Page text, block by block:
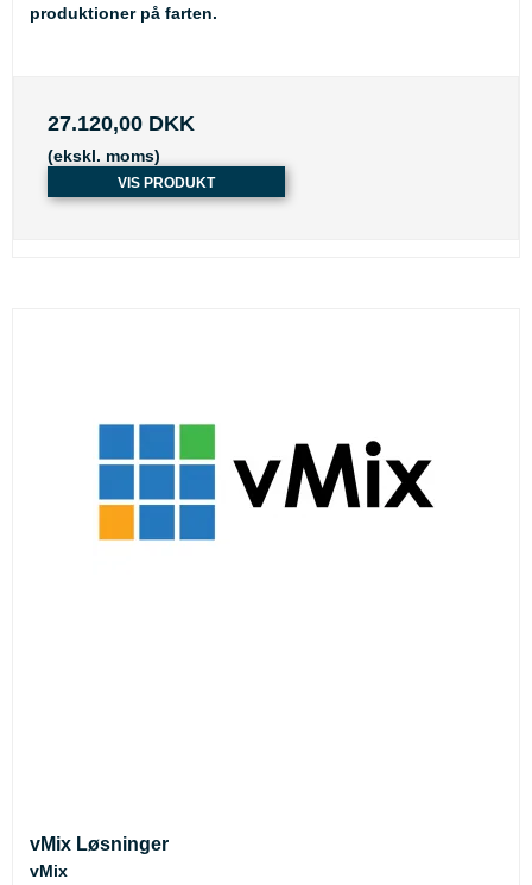
produktioner på farten.
27.120,00 DKK
(ekskl. moms)
VIS PRODUKT
vMix Løsninger
vMix